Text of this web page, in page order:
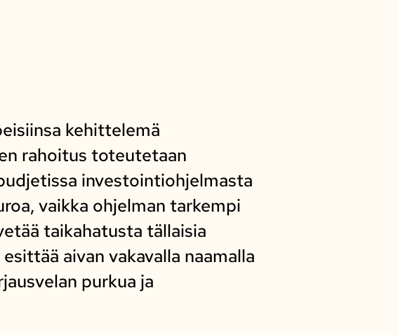
kehittelemä
rahoitus toteutetaan
investointiohjelmasta
vaikka ohjelman tarkempi
taikahatusta tällaisia
aivan vakavalla naamalla
purkua ja